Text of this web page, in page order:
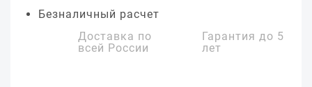
Безналичный расчет
Доставка по
всей России
Гарантия до 5
лет